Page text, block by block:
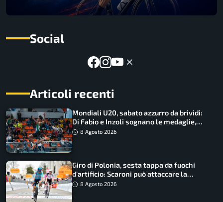
Social
Articoli recenti
Mondiali U20, sabato azzurro da brividi:
Di Fabio e Inzoli sognano le medaglie,
Castellani e Succo in finale
8 Agosto 2026
Giro di Polonia, sesta tappa da fuochi
d’artificio: Scaroni può attaccare la
maglia di Lemmen
8 Agosto 2026